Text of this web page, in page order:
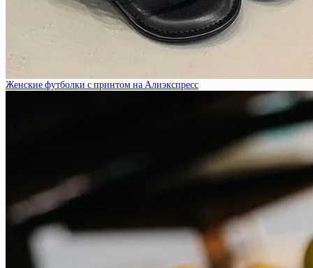
Женские футболки с принтом на Алиэкспресс